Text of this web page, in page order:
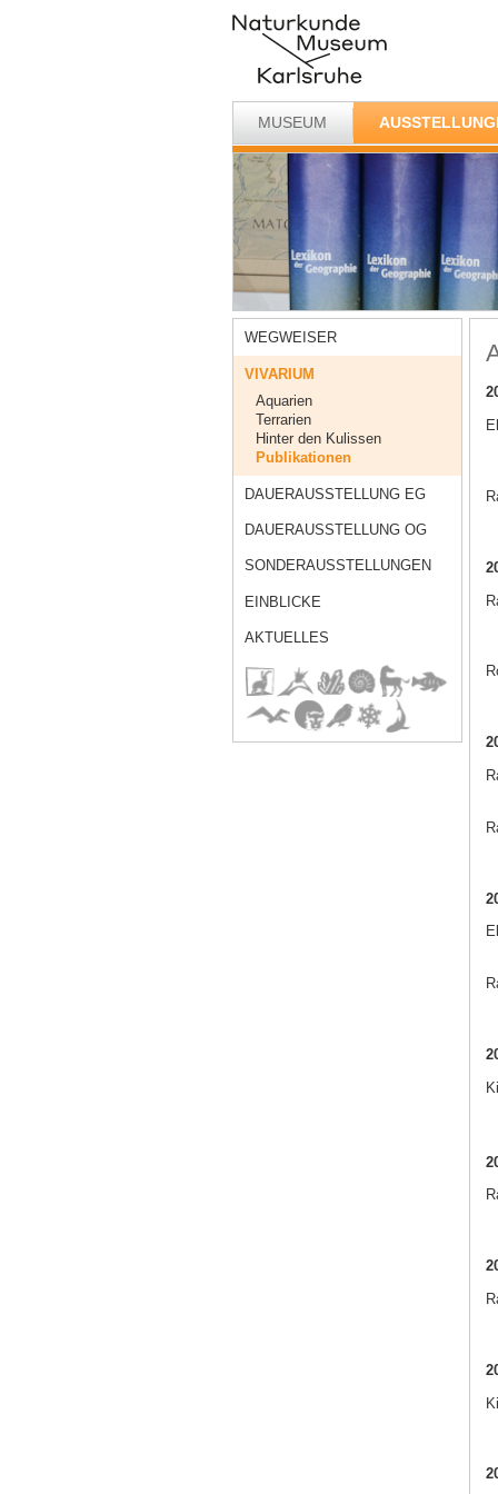
MUSEUM
WEGWEISER
VIVARIUM
Aquarien
Terrarien
Hinter den Kulissen
Publikationen
DAUERAUSSTELLUNG EG
DAUERAUSSTELLUNG OG
SONDERAUSSTELLUNGEN
EINBLICKE
AKTUELLES